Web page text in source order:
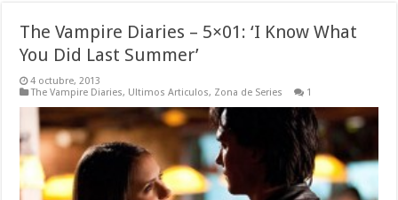
The Vampire Diaries – 5×01: ‘I Know What
You Did Last Summer’
4 octubre, 2013
The Vampire Diaries, Ultimos Articulos, Zona de Series 1